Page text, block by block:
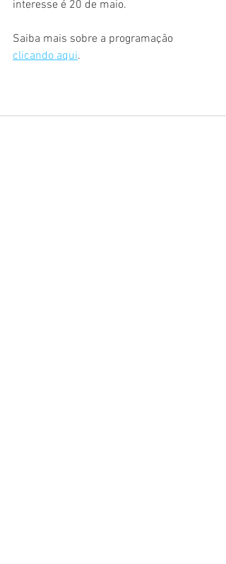
interesse é 20 de maio.
Saiba mais sobre a programação
clicando aqui.